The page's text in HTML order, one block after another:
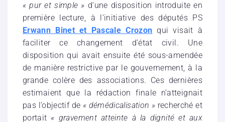
« pur et simple » d’une disposition introduite en
première lecture, à l’initiative des députés PS
Erwann Binet et Pascale Crozon qui visait à
faciliter ce changement d’état civil. Une
disposition qui avait ensuite été sous-amendée
de manière restrictive par le gouvernement, à la
grande colère des associations. Ces dernières
estimaient que la rédaction finale n’atteignait
pas l’objectif de « démédicalisation » recherché et
portait « gravement atteinte à la dignité et aux